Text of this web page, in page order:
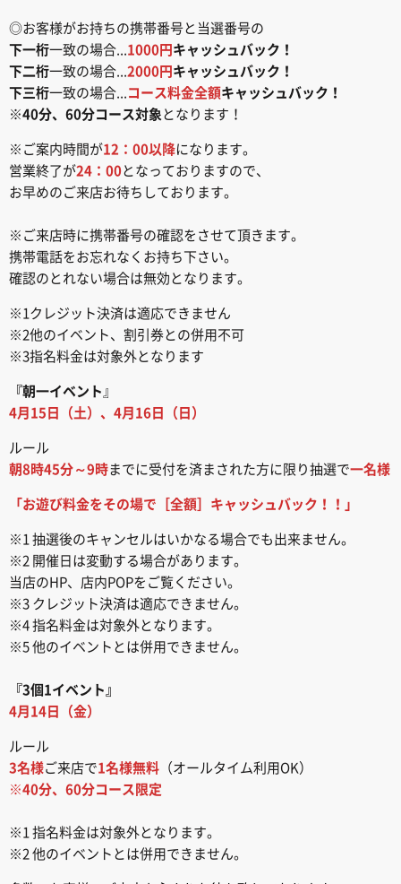
◎お客様がお持ちの携帯番号と当選番号の
下一桁一致の場合...1000円 キャッシュバック！
下二桁一致の場合...2000円 キャッシュバック！
下三桁一致の場合... コース料金全額キャッシュバック！
※40分、60分コース対象 となります！
※ご案内時間が12：00以降になります。
営業終了が24：00となっておりますので、
お早めのご来店お待ちしております。
※ご来店時に携帯番号の確認をさせて頂きます。
携帯電話をお忘れなくお持ち下さい。
確認のとれない場合は無効となります。
※1クレジット決済は適応できません
※2他のイベント、割引券との併用不可
※3指名料金は対象外となります
『朝一イベント 』
4月15日（土）、4月16日（日）
ルール
朝8時45分～9時までに受付を済まされた方に限り抽選で一名様
「お遊び料金をその場で［全額］キャッシュバック！！」
※1 抽選後のキャンセルはいかなる場合でも出来ません。
※2 開催日は変動する場合があります。
当店のHP、店内POPをご覧ください。
※3 クレジット決済は適応できません。
※4 指名料金は対象外となります。
※5 他のイベントとは併用できません。
『3個1イベント』
4月14日（金）
ルール
3名様ご来店で1名様無料 （オールタイム利用OK）
※40分、60分コース限定
※1 指名料金は対象外となります。
※2 他のイベントとは併用できません。